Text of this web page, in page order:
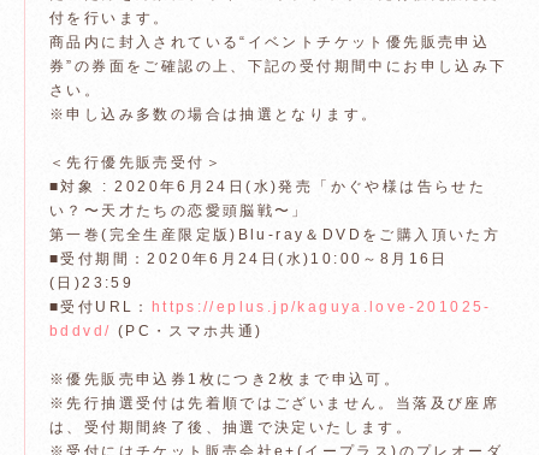
付を行います。
商品内に封入されている“イベントチケット優先販売申込
券”の券面をご確認の上、下記の受付期間中にお申し込み下
さい。
※申し込み多数の場合は抽選となります。
＜先行優先販売受付＞
■対象 : 2020年6月24日(水)発売「かぐや様は告らせた
い？〜天才たちの恋愛頭脳戦〜」
第一巻(完全生産限定版)Blu-ray＆DVDをご購入頂いた方
■受付期間：2020年6月24日(水)10:00～8月16日
(日)23:59
■受付URL： https://eplus.jp/kaguya.love-201025-
bddvd/ (PC・スマホ共通)
※優先販売申込券1枚につき2枚まで申込可。
※先行抽選受付は先着順ではございません。当落及び座席
は、受付期間終了後、抽選で決定いたします。
※受付にはチケット販売会社e+(イープラス)のプレオーダ